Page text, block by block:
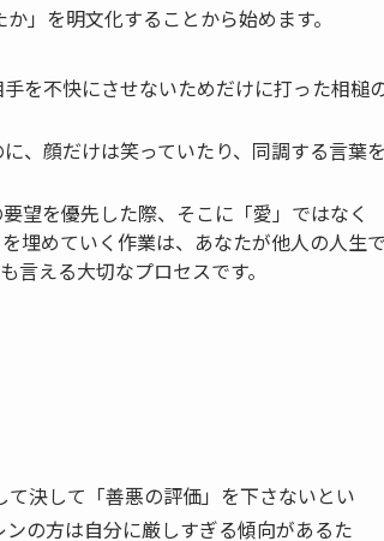
」を明文化することから始めます。
を不快にさせないためだけに打った相槌
、顔だけは笑っていたり、同調する言葉
望を優先した際、そこに「愛」ではなく
埋めていく作業は、あなたが他人の人生
える大切なプロセスです。
決して「善悪の評価」を下さないとい
の方は自分に厳しすぎる傾向があるた